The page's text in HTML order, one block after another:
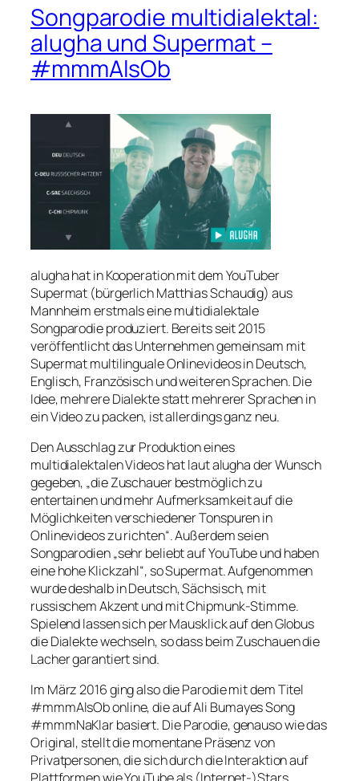
Songparodie multidialektal:
alugha und Supermat –
#mmmAlsOb
alugha hat in Kooperation mit dem YouTuber
Supermat (bürgerlich Matthias Schaudig) aus
Mannheim erstmals eine multidialektale
Songparodie produziert. Bereits seit 2015
veröffentlicht das Unternehmen gemeinsam mit
Supermat multilinguale Onlinevideos in Deutsch,
Englisch, Französisch und weiteren Sprachen. Die
Idee, mehrere Dialekte statt mehrerer Sprachen in
ein Video zu packen, ist allerdings ganz neu.
Den Ausschlag zur Produktion eines
multidialektalen Videos hat laut alugha der Wunsch
gegeben, „die Zuschauer bestmöglich zu
entertainen und mehr Aufmerksamkeit auf die
Möglichkeiten verschiedener Tonspuren in
Onlinevideos zu richten“. Außerdem seien
Songparodien „sehr beliebt auf YouTube und haben
eine hohe Klickzahl“, so Supermat. Aufgenommen
wurde deshalb in Deutsch, Sächsisch, mit
russischem Akzent und mit Chipmunk-Stimme.
Spielend lassen sich per Mausklick auf den Globus
die Dialekte wechseln, so dass beim Zuschauen die
Lacher garantiert sind.
Im März 2016 ging also die Parodie mit dem Titel
#mmmAlsObonline, die auf Ali Bumayes Song
#mmmNaKlarbasiert. Die Parodie, genauso wie das
Original, stellt die momentane Präsenz von
Privatpersonen, die sich durch die Interaktion auf